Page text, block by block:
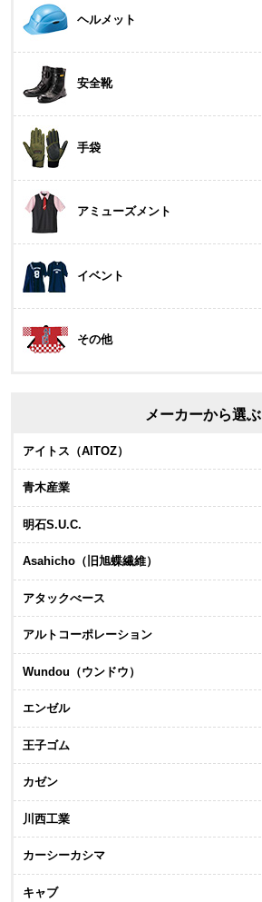
ヘルメット
安全靴
手袋
アミューズメント
イベント
その他
メーカーから選ぶ
アイトス（AITOZ）
青木産業
明石S.U.C.
Asahicho（旧旭蝶繊維）
アタックべース
アルトコーポレーション
Wundou（ウンドウ）
エンゼル
王子ゴム
カゼン
川西工業
カーシーカシマ
キャブ